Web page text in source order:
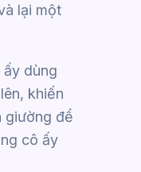
lại một
dùng
khiến
giường để
cô ấy